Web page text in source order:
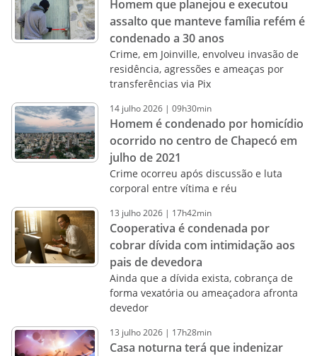
Homem que planejou e executou
assalto que manteve família refém é
condenado a 30 anos
Crime, em Joinville, envolveu invasão de
residência, agressões e ameaças por
transferências via Pix
14 julho2026 | 09h30min
Homem é condenado por homicídio
ocorrido no centro de Chapecó em
julho de 2021
Crime ocorreu após discussão e luta
corporal entre vítima e réu
13 julho2026 | 17h42min
Cooperativa é condenada por
cobrar dívida com intimidação aos
pais de devedora
Ainda que a dívida exista, cobrança de
forma vexatória ou ameaçadora afronta
devedor
13 julho2026 | 17h28min
Casa noturna terá que indenizar